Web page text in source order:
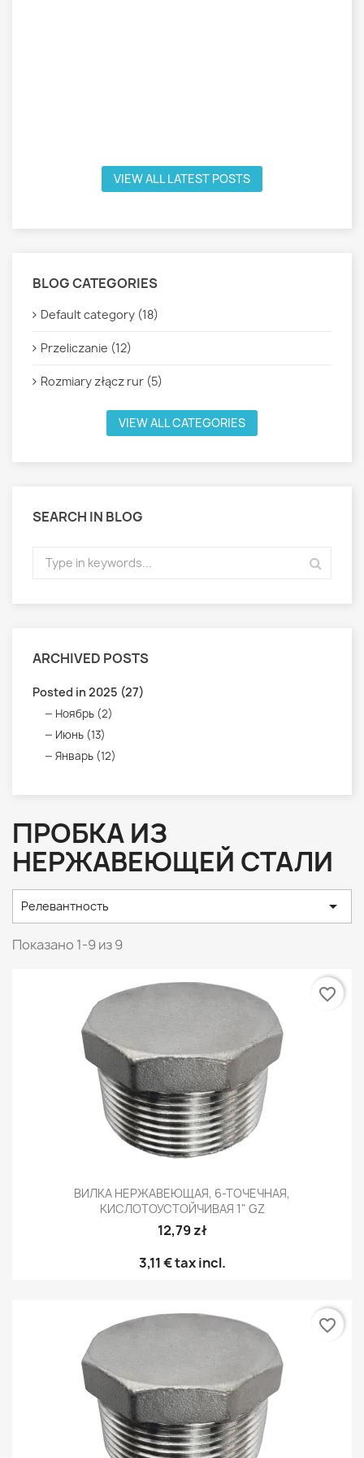
VIEW ALL LATEST POSTS
BLOG CATEGORIES
Default category (18)
Przeliczanie (12)
Rozmiary złącz rur (5)
VIEW ALL CATEGORIES
SEARCH IN BLOG
ARCHIVED POSTS
Posted in 2025 (27)
Ноябрь (2)
Июнь (13)
Январь (12)
ПРОБКА ИЗ
НЕРЖАВЕЮЩЕЙ СТАЛИ
Релевантность 
Показано 1-9 из 9
ВИЛКА НЕРЖАВЕЮЩАЯ, 6-ТОЧЕЧНАЯ,
КИСЛОТОУСТОЙЧИВАЯ 1" GZ
12,79 zł
3,11 €tax incl.
favorite_border
favorite_border